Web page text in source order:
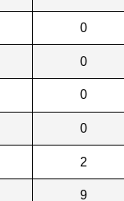
0
0
0
0
2
9